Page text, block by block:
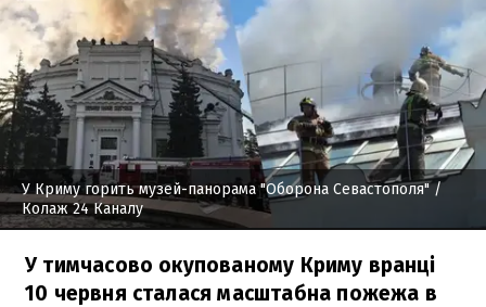
У Криму горить музей-панорама "Оборона Севастополя"/
Колаж 24 Каналу
У тимчасово окупованому Криму вранці
10 червня сталася масштабна пожежа в